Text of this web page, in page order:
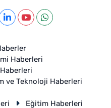
Haberleri
ve Teknoloji Haberleri
Eğitim Haberleri